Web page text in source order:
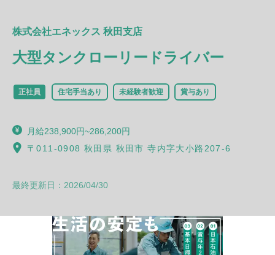
株式会社エネックス 秋田支店
大型タンクローリードライバー
正社員 住宅手当あり 未経験者歓迎 賞与あり
月給238,900円~286,200円
〒011-0908 秋田県 秋田市 寺内字大小路207-6
最終更新日： 2026/04/30